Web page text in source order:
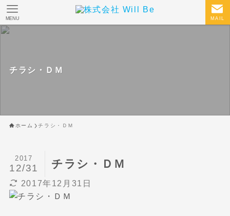
MAIL
MENU
チラシ・ＤＭ
ホーム チラシ・ＤＭ
チラシ・ＤＭ
2017
12/31
2017年12月31日